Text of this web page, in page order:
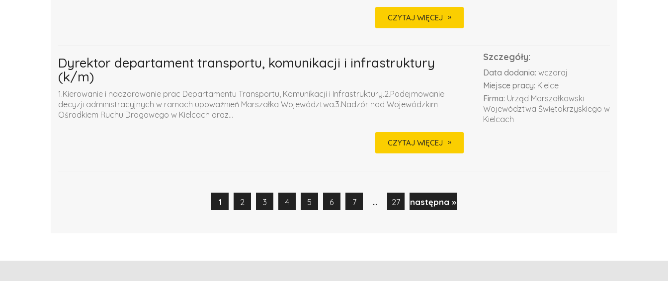
CZYTAJ WIĘCEJ
Dyrektor departament transportu, komunikacji i infrastruktury
(k/m)
1.Kierowanie i nadzorowanie prac Departamentu Transportu, Komunikacji i Infrastruktury.2.Podejmowanie
decyzji administracyjnych w ramach upoważnień Marszałka Województwa.3.Nadzór nad Wojewódzkim
Ośrodkiem Ruchu Drogowego w Kielcach oraz...
Szczegóły:
Data dodania: wczoraj
Miejsce pracy: Kielce
Firma: Urząd Marszałkowski
Województwa Świętokrzyskiego w
Kielcach
CZYTAJ WIĘCEJ
1 2 3 4 5 6 7 ... 27 następna »